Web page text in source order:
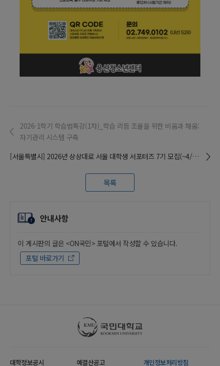
2026-1학기 학습법특강(1차)_학습 리듬 조율을 위한 비움과 채움:
자기관리 시스템 구축
[서울특별시] 2026년 상상대로 서울 대학생 서포터즈 7기 모집(~4/27)
목록
안내사항
이 게시판의 글은 <ON국민> 포털에서 작성할 수 있습니다.
포털 바로가기
국민대학교
대학정보공시 예결산공고 개인정보처리방침